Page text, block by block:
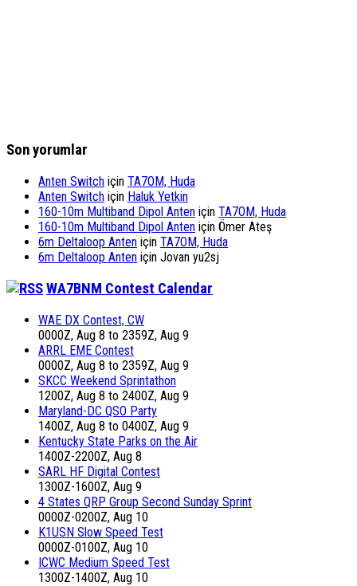
Son yorumlar
Anten Switch için TA7OM, Huda
Anten Switch için Haluk Yetkin
160-10m Multiband Dipol Anten için TA7OM, Huda
160-10m Multiband Dipol Anten için Ömer Ateş
6m Deltaloop Anten için TA7OM, Huda
6m Deltaloop Anten için Jovan yu2sj
WA7BNM Contest Calendar
WAE DX Contest, CW
0000Z, Aug 8 to 2359Z, Aug 9
ARRL EME Contest
0000Z, Aug 8 to 2359Z, Aug 9
SKCC Weekend Sprintathon
1200Z, Aug 8 to 2400Z, Aug 9
Maryland-DC QSO Party
1400Z, Aug 8 to 0400Z, Aug 9
Kentucky State Parks on the Air
1400Z-2200Z, Aug 8
SARL HF Digital Contest
1300Z-1600Z, Aug 9
4 States QRP Group Second Sunday Sprint
0000Z-0200Z, Aug 10
K1USN Slow Speed Test
0000Z-0100Z, Aug 10
ICWC Medium Speed Test
1300Z-1400Z, Aug 10